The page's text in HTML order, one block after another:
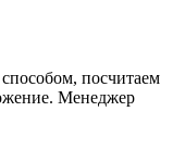
посчитаем
Менеджер